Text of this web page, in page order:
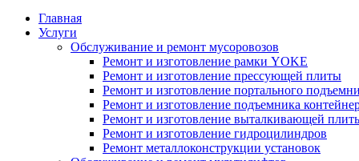
Главная
Услуги
Обслуживание и ремонт мусоровозов
Ремонт и изготовление рамки YOKE
Ремонт и изготовление прессующей плиты
Ремонт и изготовление портального
Ремонт и изготовление подъемника
Ремонт и изготовление выталкивающей
Ремонт и изготовление гидроцилиндров
Ремонт металлоконструкции установок